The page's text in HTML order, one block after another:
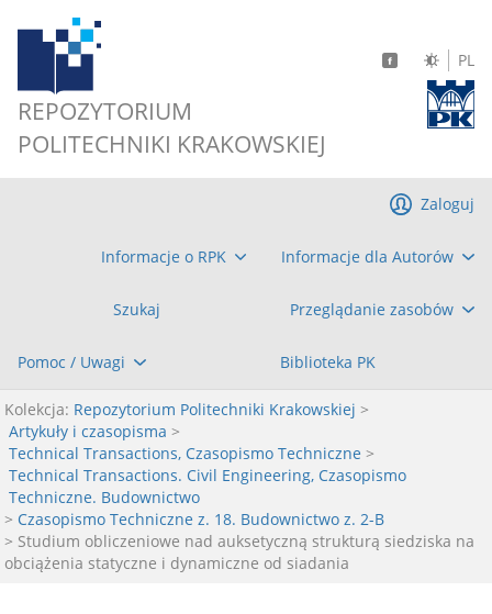
REPOZYTORIUM
POLITECHNIKI KRAKOWSKIEJ
PL
Informacje o RPK Informacje dla Autorów
Szukaj Przeglądanie zasobów
Pomoc / Uwagi Biblioteka PK
Zaloguj
Kolekcja: Repozytorium Politechniki Krakowskiej >
Artykuły i czasopisma >
Technical Transactions, Czasopismo Techniczne >
Technical Transactions. Civil Engineering, Czasopismo
Techniczne. Budownictwo
> Czasopismo Techniczne z. 18. Budownictwo z. 2-B
> Studium obliczeniowe nad auksetyczną strukturą siedziska na
obciążenia statyczne i dynamiczne od siadania